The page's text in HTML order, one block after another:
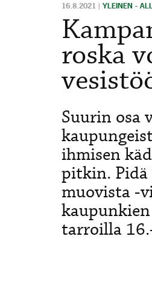
16.8.2021 | YLEINEN -
roska
Suurin osa
ihmisen
pitkin. Pidä
muovista -
tarroilla